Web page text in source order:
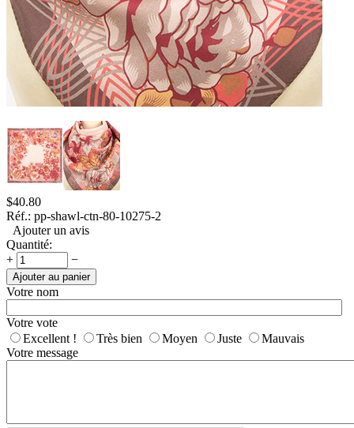
$40.80
Réf.: pp-shawl-ctn-80-10275-2
Ajouter un avis
Quantité:
+
−
Ajouter au panier
Votre nom
Votre vote
Excellent !
Très bien Moyen Juste
Mauvais
Votre message